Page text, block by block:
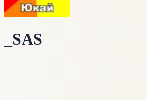
_SAS